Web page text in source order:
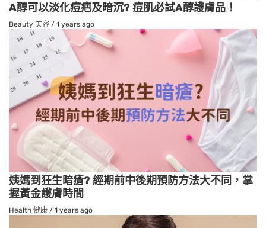
A醇可以淡化痘疤及暗沉? 痘肌必試A醇護膚品！
Beauty 美容 / 1 years ago
姨媽到狂生暗瘡? 經期前中後期預防方法大不同，掌
握黃金護膚時間
Health 健康 / 1 years ago